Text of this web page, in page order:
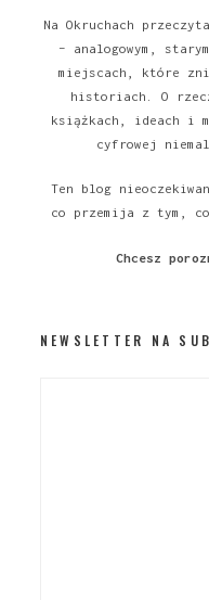
Na Okruchach
– analogowym,
miejscach, które
historiach. O
książkach, ideach i
cyfrowej
Ten blog
co przemija z tym,
Chcesz
NEWSLETTER NA